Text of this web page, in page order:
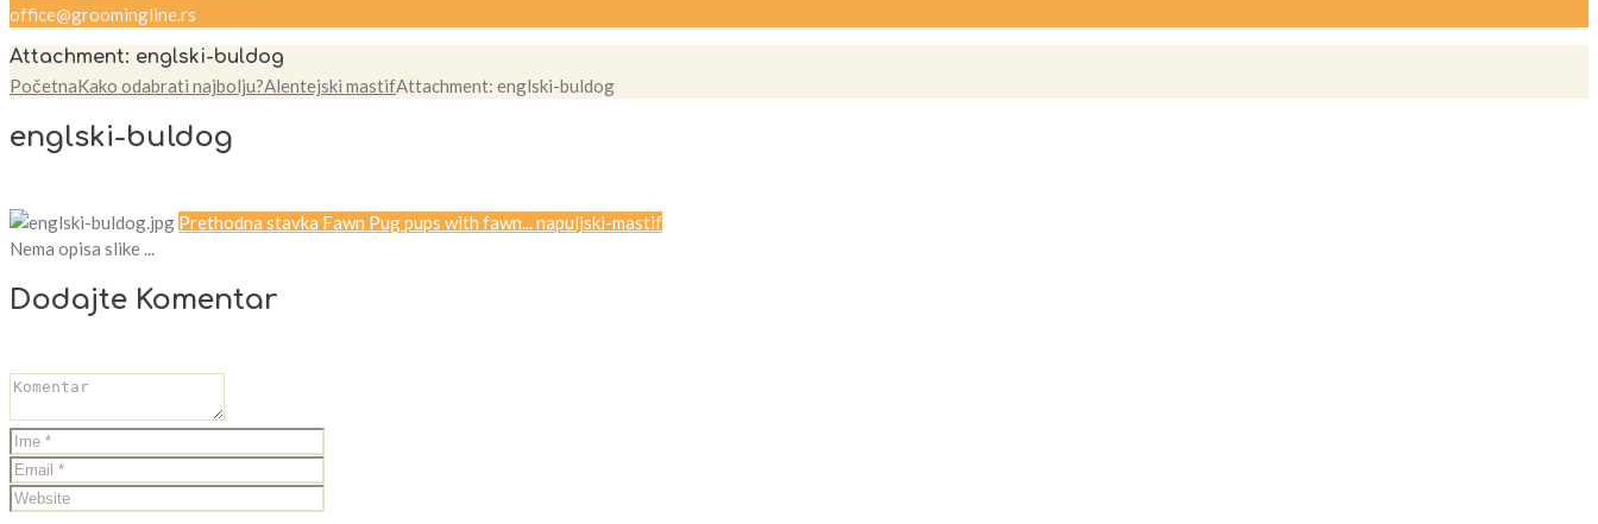
office@groomingline.rs
Attachment: englski-buldog
PočetnaKako odabrati najbolju?Alentejski mastifAttachment: englski-buldog
englski-buldog
Prethodna stavka Fawn Pug pups with fawn...napuljski-mastif
Nema opisa slike ...
Dodajte Komentar